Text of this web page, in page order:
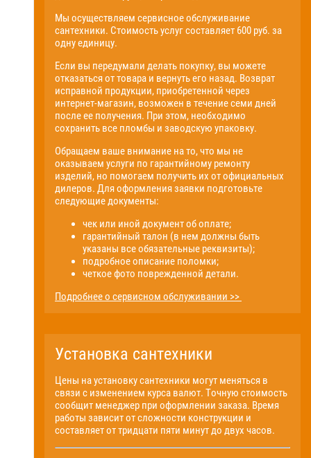
Мы осуществляем сервисное обслуживание
сантехники. Стоимость услуг составляет 600 руб. за
одну единицу.
Если вы передумали делать покупку, вы можете
отказаться от товара и вернуть его назад. Возврат
исправной продукции, приобретенной через
интернет-магазин, возможен в течение семи дней
после ее получения. При этом, необходимо
сохранить все пломбы и заводскую упаковку.
Обращаем ваше внимание на то, что мы не
оказываем услуги по гарантийному ремонту
изделий, но помогаем получить их от официальных
дилеров. Для оформления заявки подготовьте
следующие документы:
чек или иной документ об оплате;
гарантийный талон (в нем должны быть
указаны все обязательные реквизиты);
подробное описание поломки;
четкое фото поврежденной детали.
Подробнее о сервисном обслуживании >>
Установка сантехники
Цены на установку сантехники могут меняться в
связи с изменением курса валют. Точную стоимость
сообщит менеджер при оформлении заказа. Время
работы зависит от сложности конструкции и
составляет от тридцати пяти минут до двух часов.